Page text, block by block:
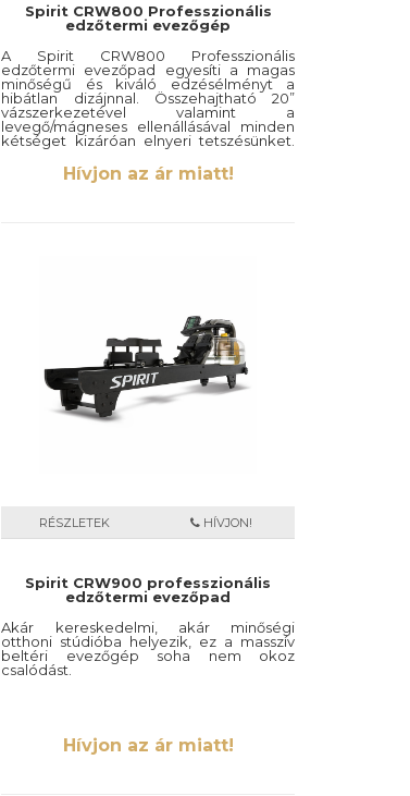
Spirit CRW800 Professzionális
edzőtermi evezőgép
A Spirit CRW800 Professzionális
edzőtermi evezőpad egyesíti a magas
minőségű és kiváló edzésélményt a
hibátlan dizájnnal. Összehajtható 20”
vázszerkezetével valamint a
levegő/mágneses ellenállásával minden
kétséget kizáróan elnyeri tetszésünket.
Kiválóan beillik akár egy fitnesz
központba, edzőterembe, iskolákba
vagy akár hotelekbe, hiszen ez egy olyan
Hívjon az ár miatt!
RÉSZLETEK HÍVJON!
Spirit CRW900 professzionális
edzőtermi evezőpad
Akár kereskedelmi, akár minőségi
otthoni stúdióba helyezik, ez a masszív
beltéri evezőgép soha nem okoz
csalódást.
Hívjon az ár miatt!